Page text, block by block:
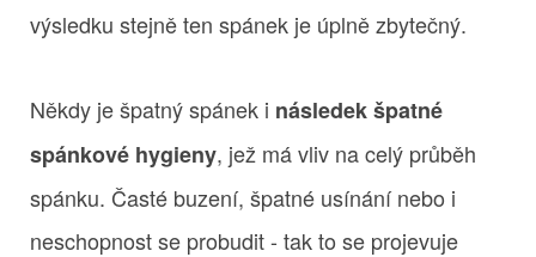
výsledku stejně ten spánek je úplně zbytečný.
Někdy je špatný spánek i následek špatné
spánkové hygieny, jež má vliv na celý průběh
spánku. Časté buzení, špatné usínání nebo i
neschopnost se probudit - tak to se projevuje